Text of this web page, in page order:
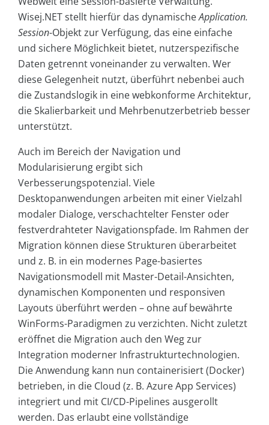
Wisej.NET stellt hierfür das dynamischeApplication.
Session-Objekt zur Verfügung, das eine einfache
und sichere Möglichkeit bietet, nutzerspezifische
Daten getrennt voneinander zu verwalten. Wer
diese Gelegenheit nutzt, überführt nebenbei auch
die Zustandslogik in eine webkonforme Architektur,
die Skalierbarkeit und Mehrbenutzerbetrieb besser
unterstützt.
Auch im Bereich der Navigation und
Modularisierung ergibt sich
Verbesserungspotenzial. Viele
Desktopanwendungen arbeiten mit einer Vielzahl
modaler Dialoge, verschachtelter Fenster oder
festverdrahteter Navigationspfade. Im Rahmen der
Migration können diese Strukturen überarbeitet
und z. B. in ein modernes Page-basiertes
Navigationsmodell mit Master-Detail-Ansichten,
dynamischen Komponenten und responsiven
Layouts überführt werden – ohne auf bewährte
WinForms-Paradigmen zu verzichten. Nicht zuletzt
eröffnet die Migration auch den Weg zur
Integration moderner Infrastrukturtechnologien.
Die Anwendung kann nun containerisiert (Docker)
betrieben, in die Cloud (z. B. Azure App Services)
integriert und mit CI/CD-Pipelines ausgerollt
werden. Das erlaubt eine vollständige